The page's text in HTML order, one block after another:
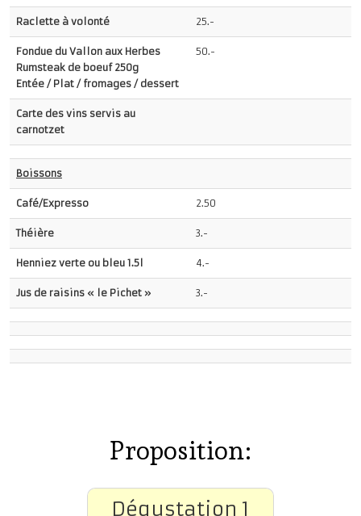
Raclette à volonté 25.-
Fondue du Vallon aux Herbes
Rumsteak de boeuf 250g
Entée / Plat / fromages / dessert
50.-
Carte des vins servis au
carnotzet
Boissons
Café/Expresso 2.50
Théière 3.-
Henniez verte ou bleu 1.5l 4.-
Jus de raisins « le Pichet » 3.-
Proposition:
Dégustation 1